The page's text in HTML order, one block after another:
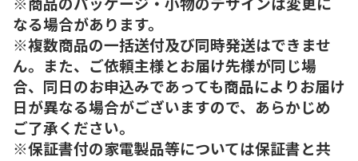
なる場合があります。
※複数商品の一括送付及び同時発送はできませ
ん。また、ご依頼主様とお届け先様が同じ場
合、同日のお申込みであっても商品によりお届け
日が異なる場合がございますので、あらかじめ
ご了承ください。
※保証書付の家電製品等については保証書と共